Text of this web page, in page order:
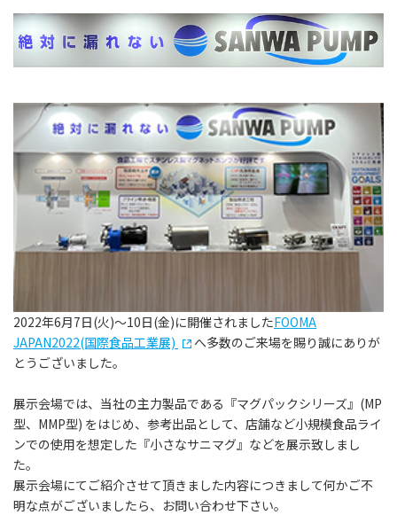
2022年6月7日(火)～10日(金)に開催されましたFOOMA
JAPAN2022(国際食品工業展)
へ多数のご来場を賜り誠にありが
とうございました。
展示会場では、当社の主力製品である『マグパックシリーズ』(MP
型、MMP型) をはじめ、参考出品として、店舗など小規模食品ライ
ンでの使用を想定した『小さなサニマグ』などを展示致しまし
た。
展示会場にてご紹介させて頂きました内容につきまして何かご不
明な点がございましたら、お問い合わせ下さい。